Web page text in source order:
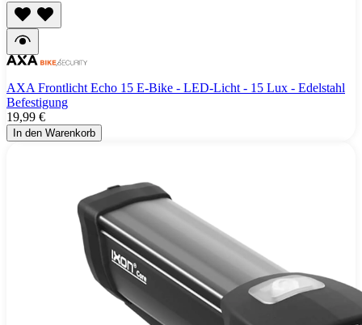
AXA Frontlicht Echo 15 E-Bike - LED-Licht - 15 Lux - Edelstahl
Befestigung
19,99 €
In den Warenkorb